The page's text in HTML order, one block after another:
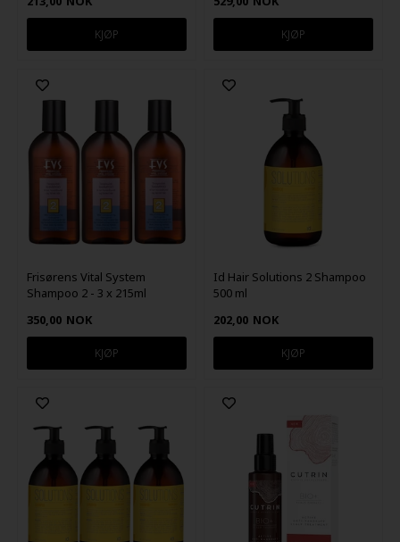
Frisørens Vital System
Shampoo 2 - 3 x 215ml
350,00 NOK
Id Hair Solutions 2 Shampoo
500 ml
202,00 NOK